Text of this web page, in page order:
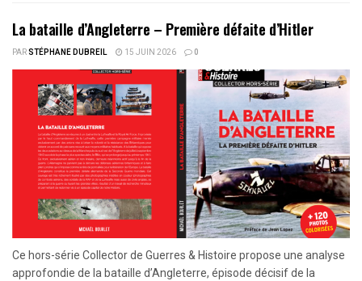
La bataille d’Angleterre – Première défaite d’Hitler
PARSTÉPHANE DUBREIL 15 JUIN 2026 0
Ce hors-série Collector de Guerres & Histoire propose une analyse
approfondie de la bataille d’Angleterre, épisode décisif de la